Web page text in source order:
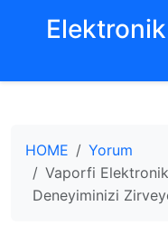
HOME
Yorum
Vaporfi
Deneyiminizi